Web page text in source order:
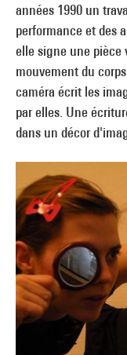
années 1990 un
performance et des
elle signe une pièce
mouvement du
caméra écrit les
par elles. Une
dans un décor